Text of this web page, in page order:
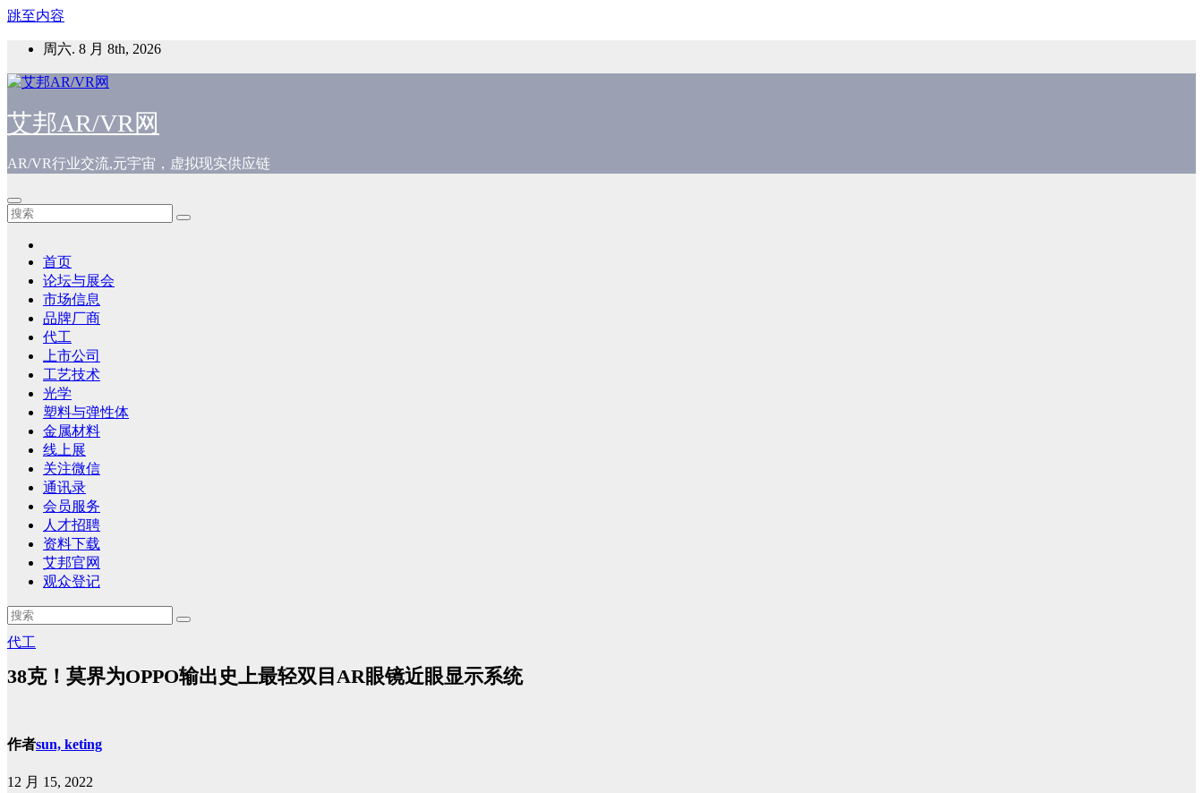
跳至内容
周六. 8 月 8th, 2026
艾邦AR/VR网
AR/VR行业交流,元宇宙，虚拟现实供应链
首页
论坛与展会
市场信息
品牌厂商
代工
上市公司
工艺技术
光学
塑料与弹性体
金属材料
线上展
关注微信
通讯录
会员服务
人才招聘
资料下载
艾邦官网
观众登记
代工
38克！莫界为OPPO输出史上最轻双目AR眼镜近眼显示系统
作者sun, keting
12 月 15, 2022